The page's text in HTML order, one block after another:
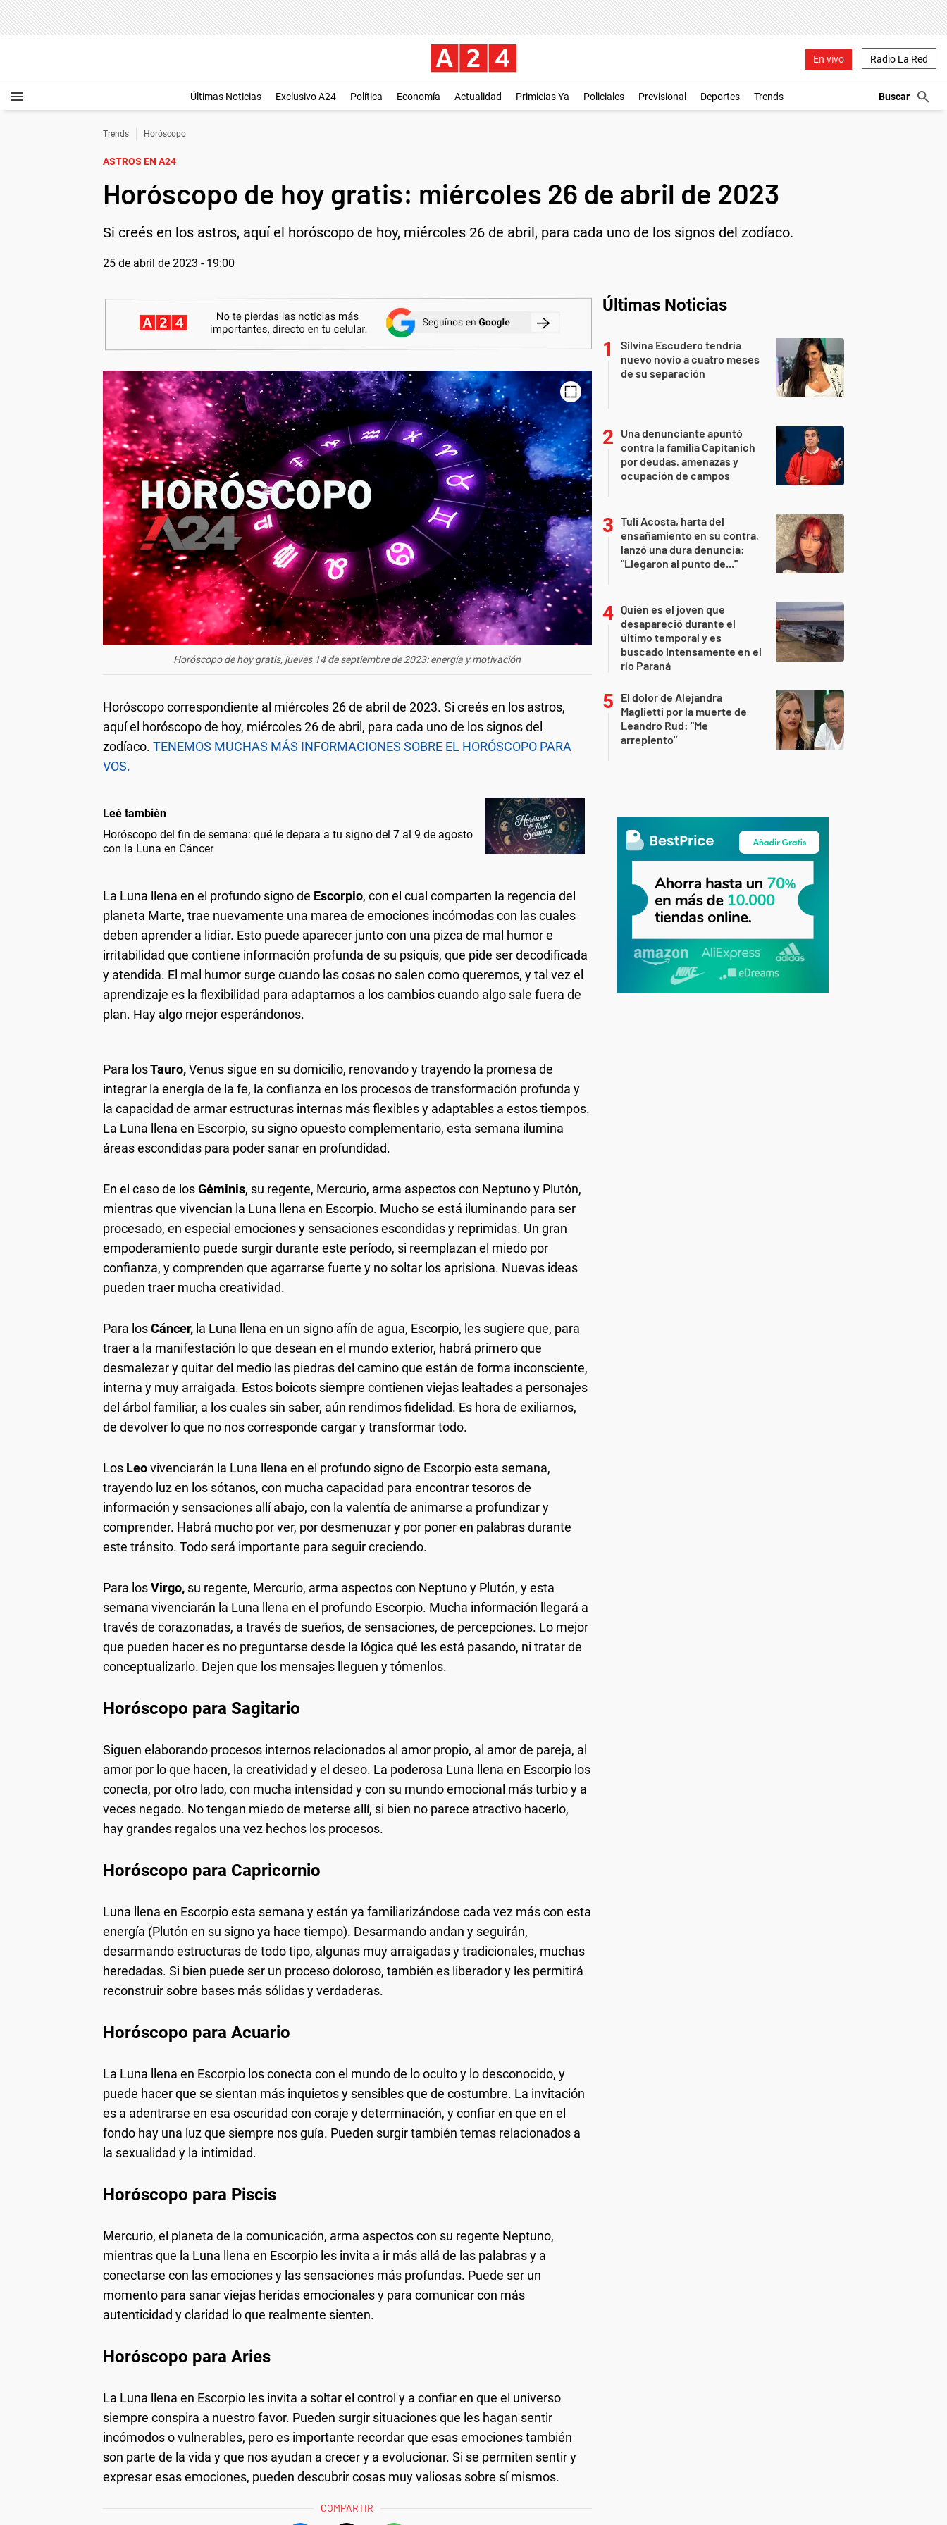
En vivo Radio La Red
Últimas Noticias Exclusivo A24 Política Economía Actualidad Primicias Ya Policiales Previsional Deportes Trends
Trends Horóscopo
ASTROS EN A24
Horóscopo de hoy gratis: miércoles 26 de abril de 2023
Si creés en los astros, aquí el horóscopo de hoy, miércoles 26 de abril, para cada uno de los signos del zodíaco.
25 de abril de 2023 - 19:00
Horóscopo de hoy gratis, jueves 14 de septiembre de 2023: energía y motivación
Horóscopo correspondiente al miércoles 26 de abril de 2023. Si creés en los astros,
aquí el horóscopo de hoy, miércoles 26 de abril, para cada uno de los signos del
zodíaco. TENEMOS MUCHAS MÁS INFORMACIONES SOBRE EL HORÓSCOPO PARA
VOS.
Leé también
Horóscopo del fin de semana: qué le depara a tu signo del 7 al 9 de agosto
con la Luna en Cáncer
La Luna llena en el profundo signo de Escorpio, con el cual comparten la regencia del
planeta Marte, trae nuevamente una marea de emociones incómodas con las cuales
deben aprender a lidiar. Esto puede aparecer junto con una pizca de mal humor e
irritabilidad que contiene información profunda de su psiquis, que pide ser decodificada
y atendida. El mal humor surge cuando las cosas no salen como queremos, y tal vez el
aprendizaje es la flexibilidad para adaptarnos a los cambios cuando algo sale fuera de
plan. Hay algo mejor esperándonos.
Para losTauro,Venus sigue en su domicilio, renovando y trayendo la promesa de
integrar la energía de la fe, la confianza en los procesos de transformación profunda y
la capacidad de armar estructuras internas más flexibles y adaptables a estos tiempos.
La Luna llena en Escorpio, su signo opuesto complementario, esta semana ilumina
áreas escondidas para poder sanar en profundidad.
En el caso de losGéminis, su regente, Mercurio, arma aspectos con Neptuno y Plutón,
mientras que vivencian la Luna llena en Escorpio. Mucho se está iluminando para ser
procesado, en especial emociones y sensaciones escondidas y reprimidas. Un gran
empoderamiento puede surgir durante este período, si reemplazan el miedo por
confianza, y comprenden que agarrarse fuerte y no soltar los aprisiona. Nuevas ideas
pueden traer mucha creatividad.
Para losCáncer, la Luna llena en un signo afín de agua, Escorpio, les sugiere que, para
traer a la manifestación lo que desean en el mundo exterior, habrá primero que
desmalezar y quitar del medio las piedras del camino que están de forma inconsciente,
interna y muy arraigada. Estos boicots siempre contienen viejas lealtades a personajes
del árbol familiar, a los cuales sin saber, aún rendimos fidelidad. Es hora de exiliarnos,
de devolver lo que no nos corresponde cargar y transformar todo.
Los Leovivenciarán la Luna llena en el profundo signo de Escorpio esta semana,
trayendo luz en los sótanos, con mucha capacidad para encontrar tesoros de
información y sensaciones allí abajo, con la valentía de animarse a profundizar y
comprender. Habrá mucho por ver, por desmenuzar y por poner en palabras durante
este tránsito. Todo será importante para seguir creciendo.
Para losVirgo, su regente, Mercurio, arma aspectos con Neptuno y Plutón, y esta
semana vivenciarán la Luna llena en el profundo Escorpio. Mucha información llegará a
través de corazonadas, a través de sueños, de sensaciones, de percepciones. Lo mejor
que pueden hacer es no preguntarse desde la lógica qué les está pasando, ni tratar de
conceptualizarlo. Dejen que los mensajes lleguen y tómenlos.
Horóscopo para Sagitario
Siguen elaborando procesos internos relacionados al amor propio, al amor de pareja, al
amor por lo que hacen, la creatividad y el deseo. La poderosa Luna llena en Escorpio los
conecta, por otro lado, con mucha intensidad y con su mundo emocional más turbio y a
veces negado. No tengan miedo de meterse allí, si bien no parece atractivo hacerlo,
hay grandes regalos una vez hechos los procesos.
Horóscopo para Capricornio
Luna llena en Escorpio esta semana y están ya familiarizándose cada vez más con esta
energía (Plutón en su signo ya hace tiempo). Desarmando andan y seguirán,
desarmando estructuras de todo tipo, algunas muy arraigadas y tradicionales, muchas
heredadas. Si bien puede ser un proceso doloroso, también es liberador y les permitirá
reconstruir sobre bases más sólidas y verdaderas.
Horóscopo para Acuario
La Luna llena en Escorpio los conecta con el mundo de lo oculto y lo desconocido, y
puede hacer que se sientan más inquietos y sensibles que de costumbre. La invitación
es a adentrarse en esa oscuridad con coraje y determinación, y confiar en que en el
fondo hay una luz que siempre nos guía. Pueden surgir también temas relacionados a
la sexualidad y la intimidad.
Horóscopo para Piscis
Mercurio, el planeta de la comunicación, arma aspectos con su regente Neptuno,
mientras que la Luna llena en Escorpio les invita a ir más allá de las palabras y a
conectarse con las emociones y las sensaciones más profundas. Puede ser un
momento para sanar viejas heridas emocionales y para comunicar con más
autenticidad y claridad lo que realmente sienten.
Horóscopo para Aries
La Luna llena en Escorpio les invita a soltar el control y a confiar en que el universo
siempre conspira a nuestro favor. Pueden surgir situaciones que les hagan sentir
incómodos o vulnerables, pero es importante recordar que esas emociones también
son parte de la vida y que nos ayudan a crecer y a evolucionar. Si se permiten sentir y
expresar esas emociones, pueden descubrir cosas muy valiosas sobre sí mismos.
COMPARTIR
Últimas Noticias
Silvina Escudero tendría
nuevo novio a cuatro meses
de su separación
Una denunciante apuntó
contra la familia Capitanich
por deudas, amenazas y
ocupación de campos
Tuli Acosta, harta del
ensañamiento en su contra,
lanzó una dura denuncia:
"Llegaron al punto de..."
Quién es el joven que
desapareció durante el
último temporal y es
buscado intensamente en el
río Paraná
El dolor de Alejandra
Maglietti por la muerte de
Leandro Rud: "Me
arrepiento"